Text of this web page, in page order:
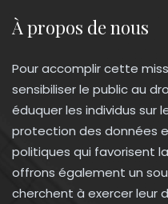
À propos de nous
Pour accomplir cette
sensibiliser le public au
éduquer les individus sur
protection des données
politiques qui favorisent
offrons également un
cherchent à exercer leur